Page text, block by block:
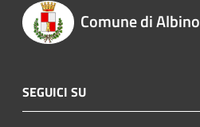
Comune di Albino
SEGUICI SU